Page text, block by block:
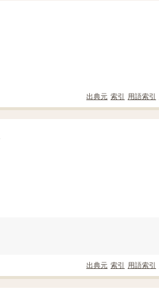
出典元 索引 用語索引
出典元 索引 用語索引